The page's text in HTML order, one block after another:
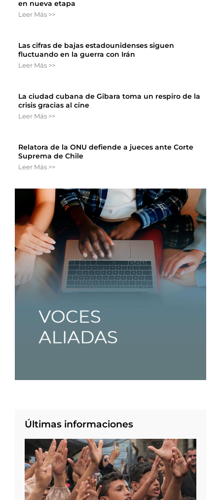
en nueva etapa
Leer Más >>
Las cifras de bajas estadounidenses siguen
fluctuando en la guerra con Irán
Leer Más >>
La ciudad cubana de Gibara toma un respiro de la
crisis gracias al cine
Leer Más >>
Relatora de la ONU defiende a jueces ante Corte
Suprema de Chile
Leer Más >>
Últimas informaciones